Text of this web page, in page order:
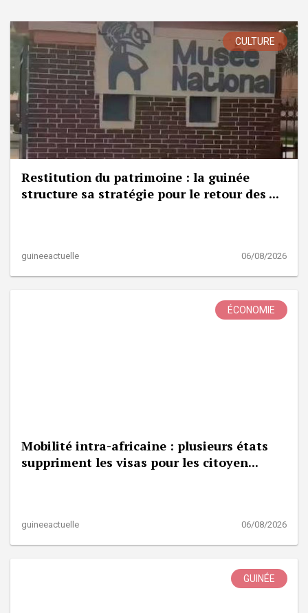
CULTURE
Restitution du patrimoine : la guinée
structure sa stratégie pour le retour des ...
guineeactuelle 06/08/2026
ÉCONOMIE
Mobilité intra-africaine : plusieurs états
suppriment les visas pour les citoyen...
guineeactuelle 06/08/2026
GUINÉE